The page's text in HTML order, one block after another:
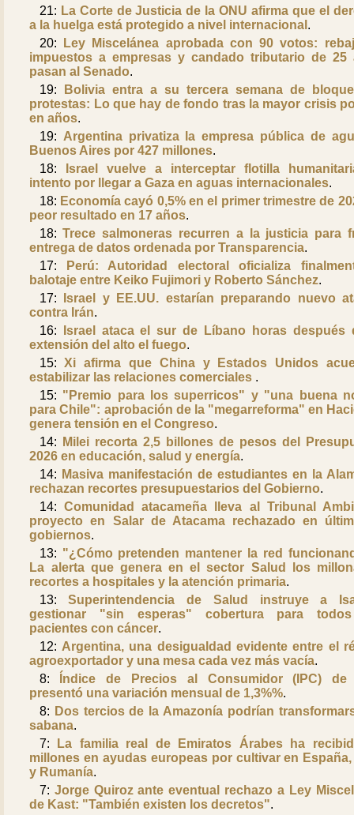
21: La Corte de Justicia de la ONU afirma que el
a la huelga está protegido a nivel internacional .
20:
Ley Miscelánea aprobada con 90 votos:
impuestos a empresas y candado tributario de 25
pasan al Senado.
19:
Bolivia entra a su tercera semana de
protestas: Lo que hay de fondo tras la mayor crisis
en años.
19: Argentina privatiza la empresa pública de
Buenos Aires por 427 millones.
18:
Israel vuelve a interceptar flotilla
intento por llegar a Gaza en aguas internacionales.
18: Economía cayó 0,5% en el primer trimestre de
peor resultado en 17 años.
18:Trece salmoneras recurren a la justicia para
entrega de datos ordenada por Transparencia.
17:
Perú: Autoridad electoral oficializa
balotaje entre Keiko Fujimori y Roberto Sánchez.
17:
Israel y EE.UU. estarían preparando nuevo
contra Irán.
16:
Israel ataca el sur de Líbano horas después
extensión del alto el fuego.
15:Xi afirma que China y Estados Unidos
estabilizar las relaciones comerciales .
15: "Premio para los superricos" y "una buena
para Chile": aprobación de la "megarreforma" en
genera tensión en el Congreso.
14:
Milei recorta 2,5 billones de pesos del
2026 en educación, salud y energía.
14: Masiva manifestación de estudiantes en la
rechazan recortes presupuestarios del Gobierno.
14: Comunidad atacameña lleva al Tribunal
proyecto en Salar de Atacama rechazado en
gobiernos.
13: "¿Cómo pretenden mantener la red
La alerta que genera en el sector Salud los
recortes a hospitales y la atención primaria.
13:Superintendencia de Salud instruye a
gestionar "sin esperas" cobertura para
pacientes con cáncer.
12: Argentina, una desigualdad evidente entre el
agroexportador y una mesa cada vez más vacía.
8:
Índice de Precios al Consumidor (IPC) de
presentó una variación mensual de 1,3%%.
8: Dos tercios de la Amazonía podrían
sabana.
7:
La familia real de Emiratos Árabes ha
millones en ayudas europeas por cultivar en España,
y Rumanía.
7: Jorge Quiroz ante eventual rechazo a Ley
de Kast: "También existen los decretos".